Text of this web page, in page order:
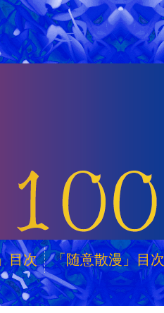
目次 「随意散漫」目次